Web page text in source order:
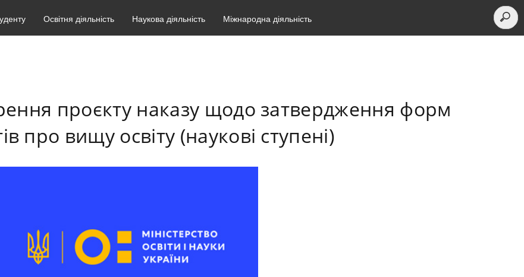
Освітня діяльність Наукова діяльність Міжнародна діяльність
проєкту наказу щодо затвердження форм
про вищу освіту (наукові ступені)